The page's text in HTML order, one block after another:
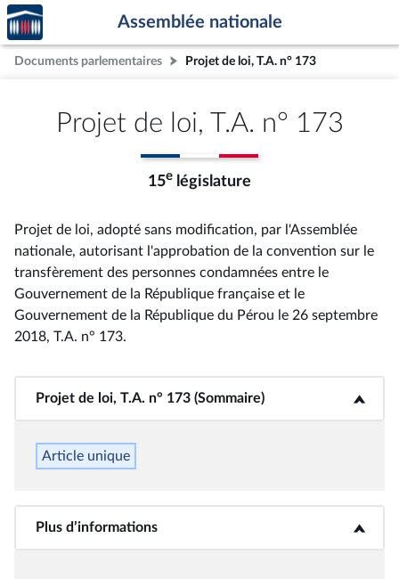
Aller au contenu
Aller en bas de la page
Accèder
à la
page
d'accueil
Assemblée nationale
Documents parlementaires Projet de loi, T.A. n° 173
Projet de loi, T.A. n° 173
15e législature
Projet de loi, adopté sans modification, par l'Assemblée
nationale, autorisant l'approbation de la convention sur le
transfèrement des personnes condamnées entre le
Gouvernement de la République française et le
Gouvernement de la République du Pérou le 26 septembre
2018, T.A. n° 173.
Projet de loi, T.A. n° 173 (Sommaire)
<b>Projet de loi, T.A. n° 173 (Sommaire)</b>
Article unique
Plus d’informations<b>Plus d’informations</b>